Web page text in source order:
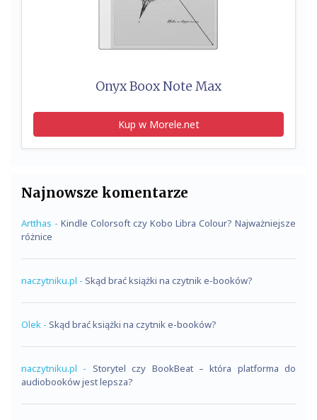
Onyx Boox Note Max
Kup w Morele.net
Najnowsze komentarze
Artthas - Kindle Colorsoft czy Kobo Libra Colour? Najważniejsze
różnice
naczytniku.pl - Skąd brać książki na czytnik e-booków?
Olek - Skąd brać książki na czytnik e-booków?
naczytniku.pl - Storytel czy BookBeat – która platforma do
audiobooków jest lepsza?